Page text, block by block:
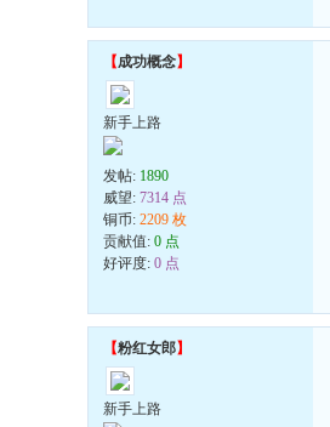
【成功概念】
新手上路
发帖: 1890
威望: 7314 点
铜币: 2209 枚
贡献值: 0 点
好评度: 0 点
【粉红女郎】
新手上路